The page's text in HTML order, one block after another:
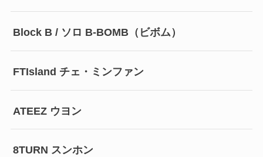
Block B / ソロ B-BOMB（ビボム）
FTIsland チェ・ミンファン
ATEEZ ウヨン
8TURN スンホン